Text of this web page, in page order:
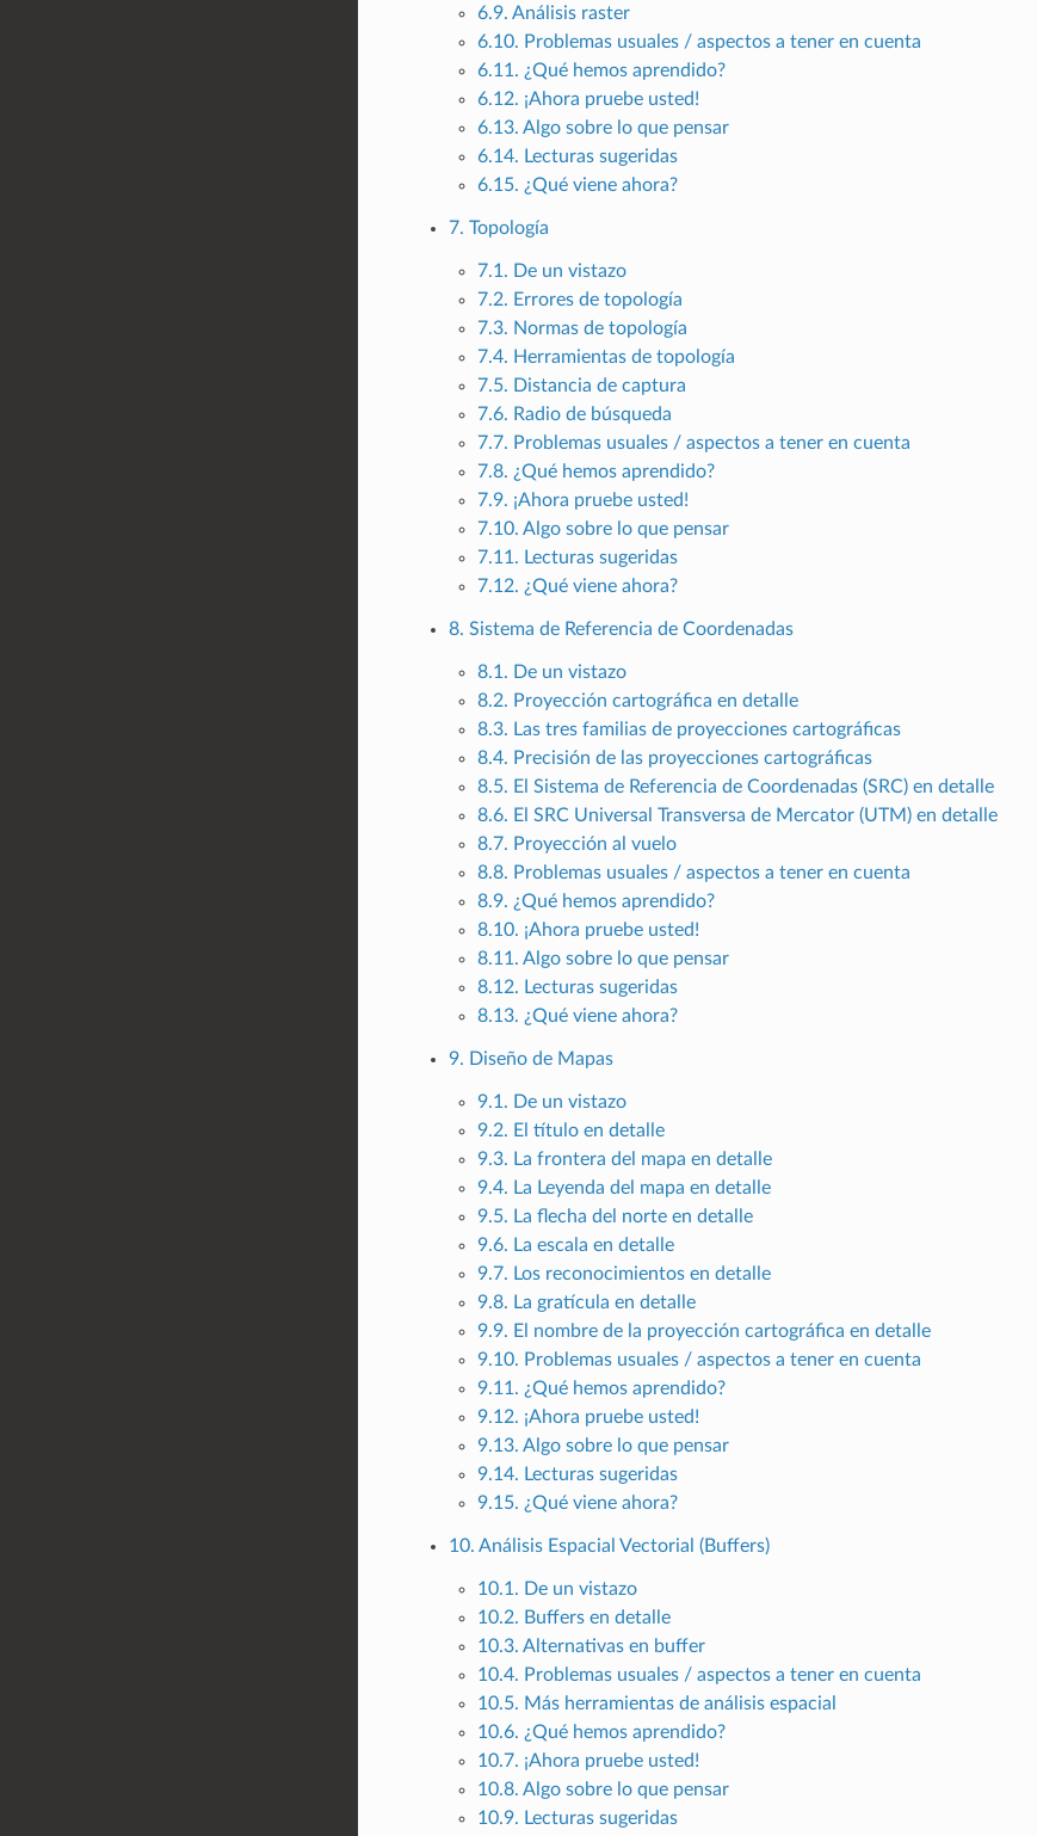
6.9. Análisis raster
6.10. Problemas usuales / aspectos a tener en cuenta
6.11. ¿Qué hemos aprendido?
6.12. ¡Ahora pruebe usted!
6.13. Algo sobre lo que pensar
6.14. Lecturas sugeridas
6.15. ¿Qué viene ahora?
7. Topología
7.1. De un vistazo
7.2. Errores de topología
7.3. Normas de topología
7.4. Herramientas de topología
7.5. Distancia de captura
7.6. Radio de búsqueda
7.7. Problemas usuales / aspectos a tener en cuenta
7.8. ¿Qué hemos aprendido?
7.9. ¡Ahora pruebe usted!
7.10. Algo sobre lo que pensar
7.11. Lecturas sugeridas
7.12. ¿Qué viene ahora?
8. Sistema de Referencia de Coordenadas
8.1. De un vistazo
8.2. Proyección cartográfica en detalle
8.3. Las tres familias de proyecciones cartográficas
8.4. Precisión de las proyecciones cartográficas
8.5. El Sistema de Referencia de Coordenadas (SRC) en detalle
8.6. El SRC Universal Transversa de Mercator (UTM) en detalle
8.7. Proyección al vuelo
8.8. Problemas usuales / aspectos a tener en cuenta
8.9. ¿Qué hemos aprendido?
8.10. ¡Ahora pruebe usted!
8.11. Algo sobre lo que pensar
8.12. Lecturas sugeridas
8.13. ¿Qué viene ahora?
9. Diseño de Mapas
9.1. De un vistazo
9.2. El título en detalle
9.3. La frontera del mapa en detalle
9.4. La Leyenda del mapa en detalle
9.5. La flecha del norte en detalle
9.6. La escala en detalle
9.7. Los reconocimientos en detalle
9.8. La gratícula en detalle
9.9. El nombre de la proyección cartográfica en detalle
9.10. Problemas usuales / aspectos a tener en cuenta
9.11. ¿Qué hemos aprendido?
9.12. ¡Ahora pruebe usted!
9.13. Algo sobre lo que pensar
9.14. Lecturas sugeridas
9.15. ¿Qué viene ahora?
10. Análisis Espacial Vectorial (Buffers)
10.1. De un vistazo
10.2. Buffers en detalle
10.3. Alternativas en buffer
10.4. Problemas usuales / aspectos a tener en cuenta
10.5. Más herramientas de análisis espacial
10.6. ¿Qué hemos aprendido?
10.7. ¡Ahora pruebe usted!
10.8. Algo sobre lo que pensar
10.9. Lecturas sugeridas